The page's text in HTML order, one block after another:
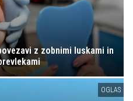
z zobnimi luskami in
OGLAS